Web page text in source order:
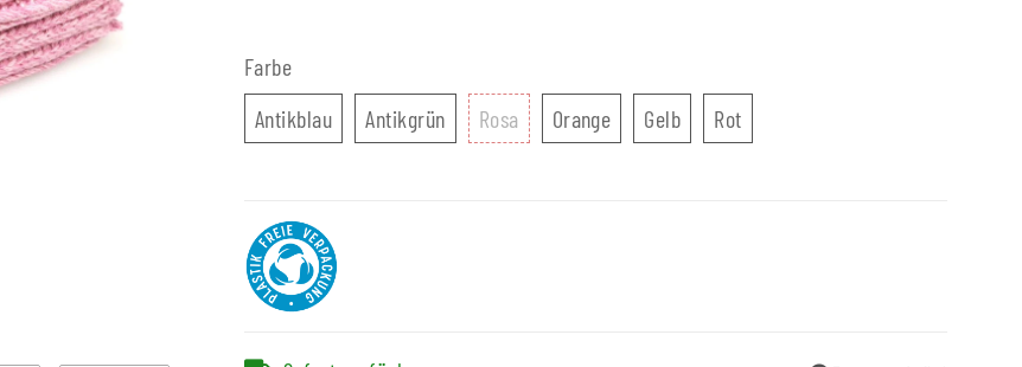
Farbe
AntikblauAntikblau
AntikgrünAntikgrün
Rosa RosaOrangeOrange
GelbGelbRotRot